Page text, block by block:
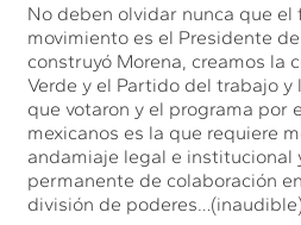
No deben olvidar nunca que
movimiento es el Presidente
construyó Morena, creamos la
Verde y el Partido del trabajo
que votaron y el programa por
mexicanos es la que requiere
andamiaje legal e institucional
permanente de colaboración
división de